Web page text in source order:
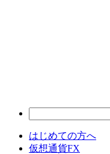
はじめての方へ
仮想通貨FX